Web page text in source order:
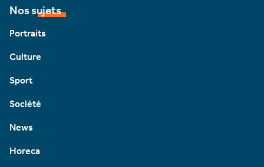
Nos sujets
Portraits
Culture
Sport
Société
News
Horeca